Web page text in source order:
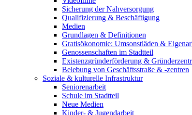
Sicherung der Nahversorgung
Qualifizierung & Beschäftigung
Medien
Grundlagen & Definitionen
Gratisökonomie: Umsonstläden &
Genossenschaften im Stadtteil
Existenzgründerförderung &
Belebung von Geschäftsstraße & -zentren
Soziale & kulturelle Infrastruktur
Seniorenarbeit
Schule im Stadtteil
Neue Medien
Kinder- & Jugendarbeit